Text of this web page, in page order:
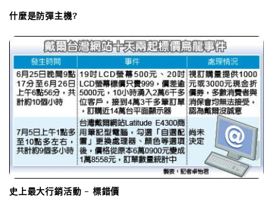
什麼是防彈主機?
史上最大行銷活動 – 標錯價